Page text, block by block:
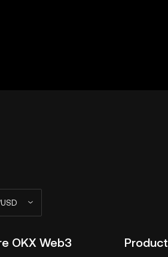
implican un alto grado de
OKX Web3